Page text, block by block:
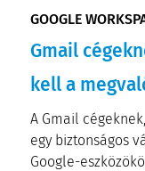
GOOGLE
Gmail
kell a
A Gmail
egy biztonságos
Google-